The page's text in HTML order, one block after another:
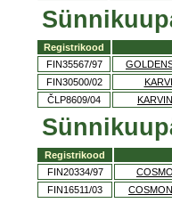
Registrikood
FIN35567/97
FIN30500/02
ČLP8609/04
Registrikood
FIN20334/97
FIN16511/03